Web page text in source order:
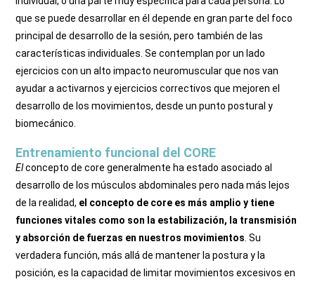
que se puede desarrollar en él depende en gran parte del foco
principal de desarrollo de la sesión, pero también de las
características individuales. Se contemplan por un lado
ejercicios con un alto impacto neuromuscular que nos van
ayudar a activarnos y ejercicios correctivos que mejoren el
desarrollo de los movimientos, desde un punto postural y
biomecánico.
Entrenamiento funcional del CORE
Elconcepto de core generalmente ha estado asociado al
desarrollo de los músculos abdominales pero nada más lejos
de la realidad, el concepto de core es más amplio y tiene
funciones vitales como son la estabilización, la transmisión
y absorción de fuerzas en nuestros movimientos . Su
verdadera función, más allá de mantener la postura y la
posición, es la capacidad de limitar movimientos excesivos en